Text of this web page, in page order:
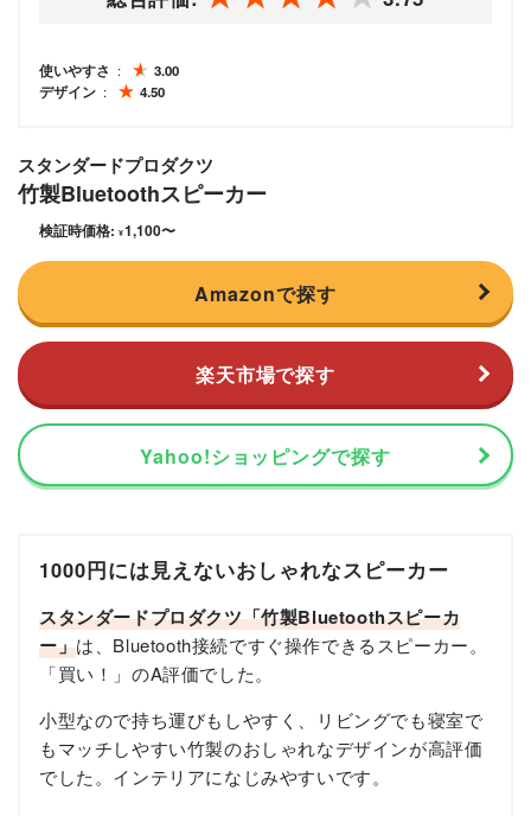
使いやすさ
3.00
デザイン
4.50
スタンダードプロダクツ
竹製Bluetoothスピーカー
検証時価格: ¥1,100〜
Amazonで探す
楽天市場で探す
Yahoo!ショッピングで探す
1000円には見えないおしゃれなスピーカー
スタンダードプロダクツ「竹製Bluetoothスピーカ
ー」は、Bluetooth接続ですぐ操作できるスピーカー。
「買い！」のA評価でした。
小型なので持ち運びもしやすく、リビングでも寝室で
もマッチしやすい竹製のおしゃれなデザインが高評価
でした。インテリアになじみやすいです。